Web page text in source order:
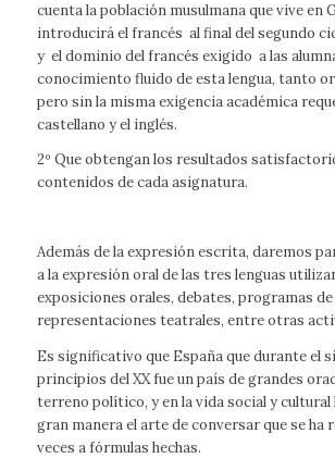
cuenta la población musulmana que vive en
introducirá el francés al final del segundo
y el dominio del francés exigido a las
conocimiento fluido de esta lengua, tanto
pero sin la misma exigencia académica
castellano y el inglés.
2º Que obtengan los resultados
contenidos de cada asignatura.
Además de la expresión escrita, daremos
a la expresión oral de las tres lenguas
exposiciones orales, debates, programas
representaciones teatrales, entre otras
Es significativo que España que durante el
principios del XX fue un país de grandes
terreno político, y en la vida social y
gran manera el arte de conversar que se ha
veces a fórmulas hechas.